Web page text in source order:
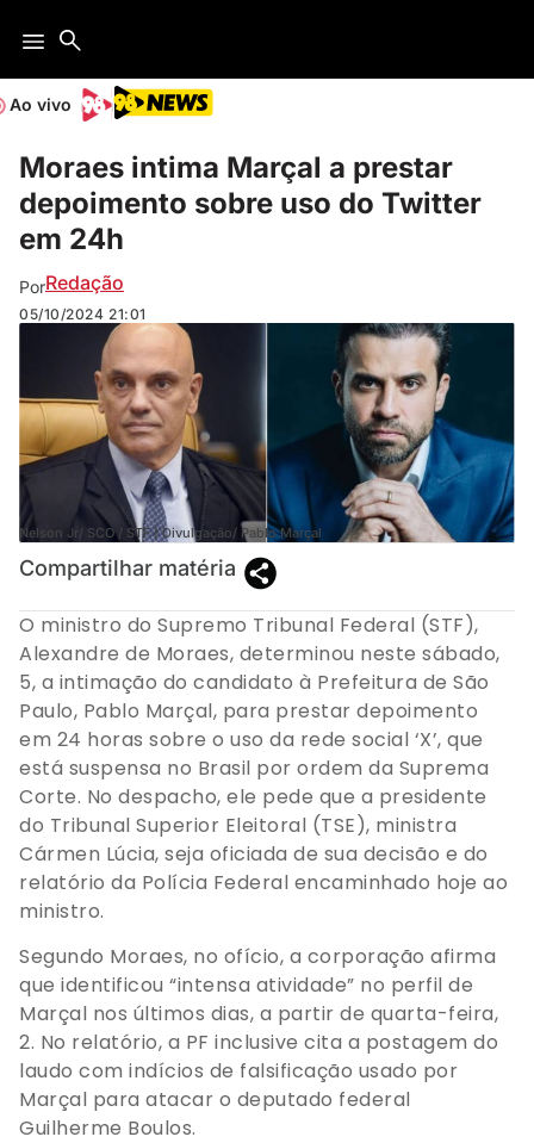
Ao vivo
Moraes intima Marçal a prestar
depoimento sobre uso do Twitter
em 24h
PorRedação
05/10/2024 21:01
Nelson Jr/ SCO / STF | Divulgação/ Pablo Marçal
Compartilhar matéria
O ministro do Supremo Tribunal Federal (STF),
Alexandre de Moraes, determinou neste sábado,
5, a intimação do candidato à Prefeitura de São
Paulo, Pablo Marçal, para prestar depoimento
em 24 horas sobre o uso da rede social ‘X’, que
está suspensa no Brasil por ordem da Suprema
Corte. No despacho, ele pede que a presidente
do Tribunal Superior Eleitoral (TSE), ministra
Cármen Lúcia, seja oficiada de sua decisão e do
relatório da Polícia Federal encaminhado hoje ao
ministro.
Segundo Moraes, no ofício, a corporação afirma
que identificou “intensa atividade” no perfil de
Marçal nos últimos dias, a partir de quarta-feira,
2. No relatório, a PF inclusive cita a postagem do
laudo com indícios de falsificação usado por
Marçal para atacar o deputado federal
Guilherme Boulos.